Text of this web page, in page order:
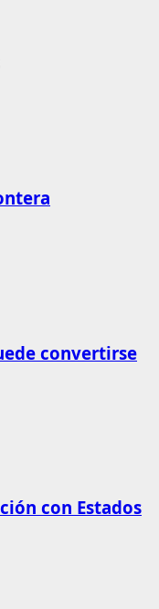
convertirse
con Estados